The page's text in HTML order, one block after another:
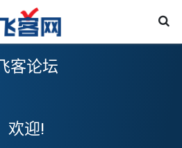
客论坛
欢迎!